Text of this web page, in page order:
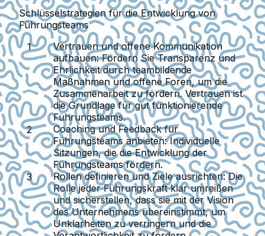
Schlüsselstrategien für die Entwicklung von
Führungsteams
Vertrauen und offene Kommunikation
aufbauen:Fördern Sie Transparenz und
Ehrlichkeit durch teambildende
Maßnahmen und offene Foren, um die
Zusammenarbeit zu fördern. Vertrauen ist
die Grundlage für gut funktionierende
Führungsteams.
Coaching und Feedback für
Führungsteams anbieten:Individuelle
Sitzungen, die die Entwicklung der
Führungsteams fördern.
Rollen definieren und Ziele ausrichten:Die
Rolle jeder Führungskraft klar umreißen
und sicherstellen, dass sie mit der Vision
des Unternehmens übereinstimmt, um
Unklarheiten zu verringern und die